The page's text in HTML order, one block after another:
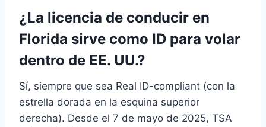
¿La licencia de conducir en
Florida sirve como ID para volar
dentro de EE. UU.?
Sí, siempre que sea Real ID-compliant (con la
estrella dorada en la esquina superior
derecha). Desde el 7 de mayo de 2025, TSA